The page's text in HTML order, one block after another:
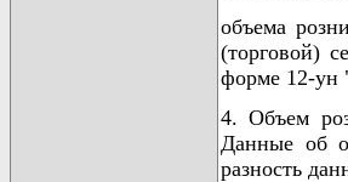
объема
(торговой)
форме 12-ун
4. Объем
Данные об
разность